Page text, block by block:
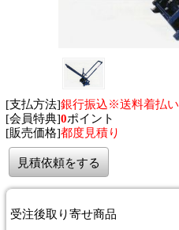
[支払方法]銀行振込※送料着払い
[会員特典]0ポイント
[販売価格]都度見積り
見積依頼をする
受注後取り寄せ商品